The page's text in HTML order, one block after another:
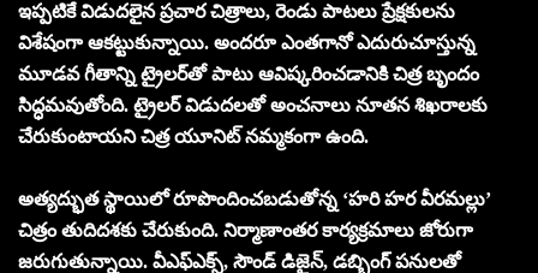
ఇప్పటికే విడుదలైన ప్రచార చిత్రాలు, రెండు పాటలు ప్రేక్షకులను
విశేషంగా ఆకట్టుకున్నాయి. అందరూ ఎంతగానో ఎదురుచూస్తున్న
మూడవ గీతాన్ని ట్రైలర్‌తో పాటు ఆవిష్కరించడానికి చిత్ర బృందం
సిద్ధమవుతోంది. ట్రైలర్ విడుదలతో అంచనాలు నూతన శిఖరాలకు
చేరుకుంటాయని చిత్ర యూనిట్ నమ్మకంగా ఉంది.
అత్యద్భుత స్థాయిలో రూపొందించబడుతోన్న ‘హరి హర వీరమల్లు’
చిత్రం తుదిదశకు చేరుకుంది. నిర్మాణాంతర కార్యక్రమాలు జోరుగా
జరుగుతున్నాయి. వీఎఫ్ఎక్స్, సౌండ్ డిజైన్, డబ్బింగ్ పనులతో